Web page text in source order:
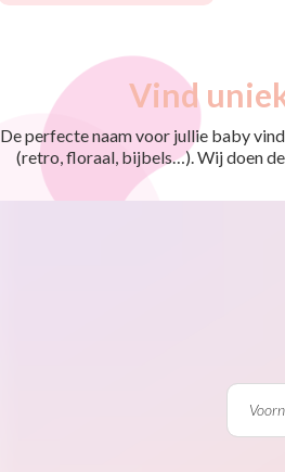
Vind
De perfecte naam voor jullie baby
(retro, floraal, bijbels…). Wij doen de